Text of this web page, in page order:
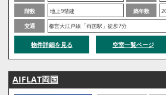
階数
地上9階建 築年数
交通
都営大江戸線「両国駅」徒歩7分
物件詳細を見る 空室一覧ページ
AIFLAT両国